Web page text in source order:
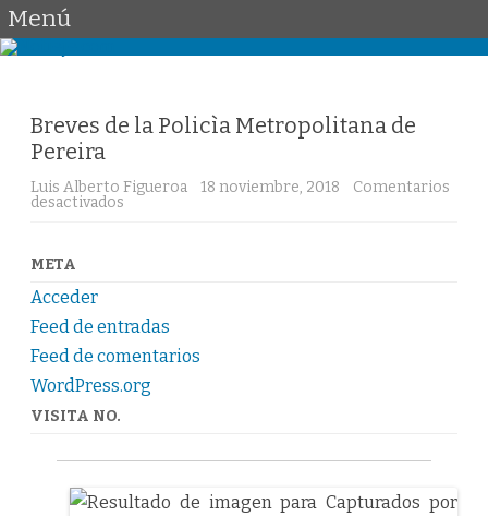
Menú
Breves de la Policìa Metropolitana de
Pereira
Luis Alberto Figueroa 18 noviembre, 2018
Comentarios
desactivados en
META
Acceder
Feed de entradas
Feed de comentarios
WordPress.org
VISITA NO.